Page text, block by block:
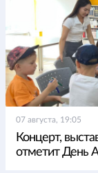
07 августа, 19:05
Концерт,
отметит День